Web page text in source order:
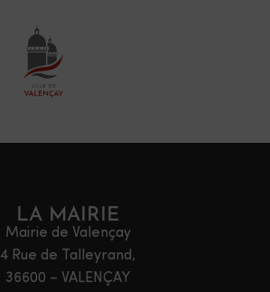
LA MAIRIE
Mairie de Valençay
4 Rue de Talleyrand,
36600 – VALENÇAY